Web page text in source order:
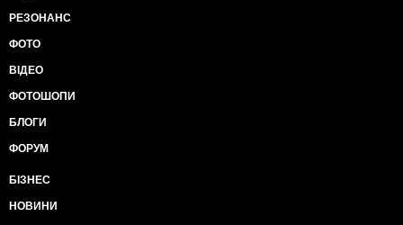
РЕЗОНАНС
ФОТО
ВІДЕО
ФОТОШОПИ
БЛОГИ
ФОРУМ
БІЗНЕС
НОВИНИ